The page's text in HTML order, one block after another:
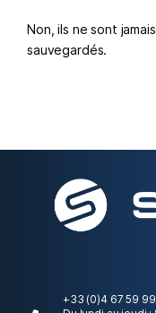
Non, ils ne sont
sauvegardés.
+33 (0)4 67 59